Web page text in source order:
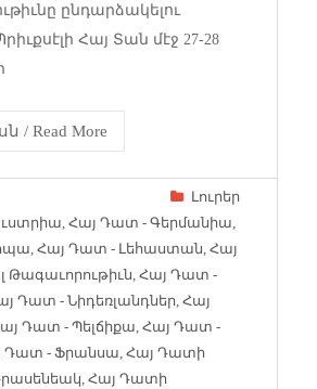
ընդարձակելու
Հայ Տան մէջ 27-28
Read More
Լուրեր
,Հայ Դատ - Գերմանիա
,Հայ Դատ - Լեհաստան ,Հայ
,Հայ Դատ -
Դատ - Նիդեռլանդներ ,Հայ
Դատ - Պելճիքա ,Հայ Դատ -
Դատ - Ֆրանսա ,Հայ Դատի
,Հայ Դատի